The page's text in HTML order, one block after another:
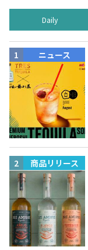
Daily
ニュース
商品リリース